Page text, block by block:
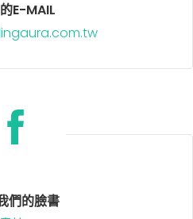
E-MAIL
們的臉書